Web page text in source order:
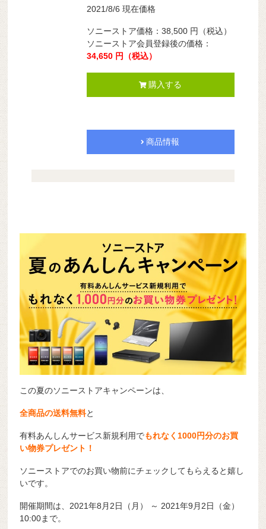
2021/8/6 現在価格
ソニーストア価格： 38,500 円
（税込）
ソニーストア会員登録後の価格：
34,650 円 （税込）
購入する
商品情報
この夏のソニーストアキャンペーンは、
全商品の送料無料と
有料あんしんサービス新規利用でもれなく1000円分のお買
い物券プレゼント！
ソニーストアでのお買い物前にチェックしてもらえると嬉し
いです。
開催期間は、2021年8月2日（月） ～ 2021年9月2日（金）
10:00まで。